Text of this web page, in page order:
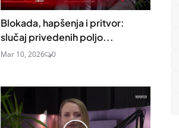
Blokada, hapšenja i pritvor:
slučaj privedenih poljo...
Mar 10, 2026 0